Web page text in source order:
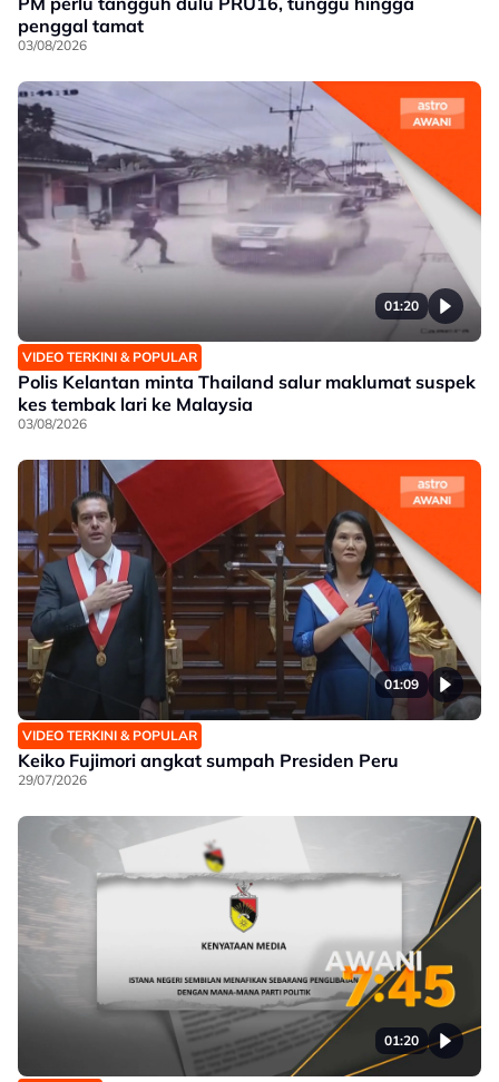
penggal tamat
03/08/2026
01:20
VIDEO TERKINI & POPULAR
Polis Kelantan minta Thailand salur maklumat suspek
kes tembak lari ke Malaysia
03/08/2026
01:09
VIDEO TERKINI & POPULAR
Keiko Fujimori angkat sumpah Presiden Peru
29/07/2026
01:20